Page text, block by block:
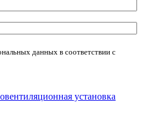
данных в соответствии с
установка